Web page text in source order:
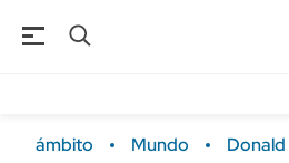
ámbito Mundo